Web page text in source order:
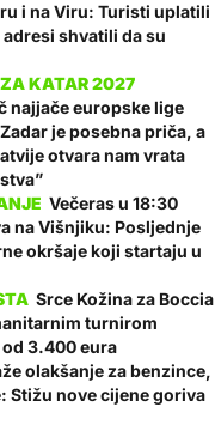
i na Viru: Turisti uplatili
shvatili da su
najjače europske lige
je posebna priča, a
otvara nam vrata
Večeras u 18:30
na Višnjiku: Posljednje
okršaje koji startaju u
Srce Kožina za Boccia
turnirom
3.400 eura
olakšanje za benzince,
Stižu nove cijene goriva